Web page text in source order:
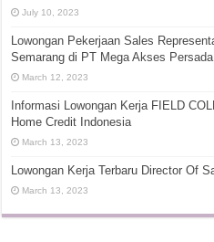
July 10, 2023
Lowongan Pekerjaan Sales
Semarang di PT Mega Akses Persada
March 12, 2023
Informasi Lowongan Kerja FIELD
Home Credit Indonesia
March 13, 2023
Lowongan Kerja Terbaru Director Of
March 13, 2023